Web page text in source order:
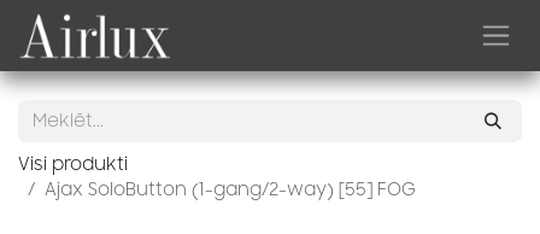
Skip to Content
Visi produkti
Ajax SoloButton (1-gang/2-way) [55] FOG